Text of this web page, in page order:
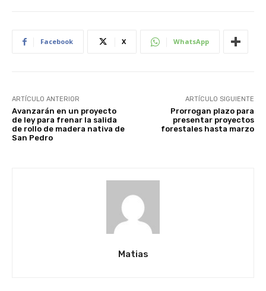
Facebook X WhatsApp
ARTÍCULO ANTERIOR
Avanzarán en un proyecto
de ley para frenar la salida
de rollo de madera nativa de
San Pedro
ARTÍCULO SIGUIENTE
Prorrogan plazo para
presentar proyectos
forestales hasta marzo
Matias